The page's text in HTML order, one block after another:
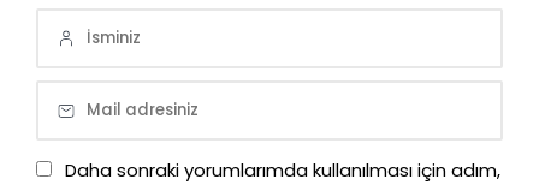
Daha sonraki yorumlarımda kullanılması için adım,